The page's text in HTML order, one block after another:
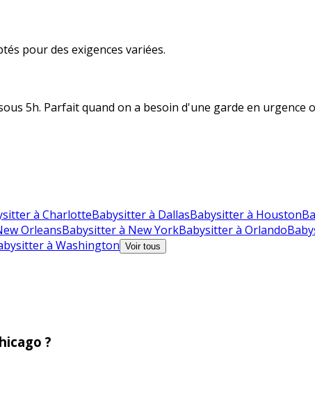
pour des exigences variées.
5h. Parfait quand on a besoin d'une garde en
à CharlotteBabysitter à DallasBabysitter à Houston
OrleansBabysitter à New YorkBabysitter à Orlando
à Washington Voir tous
?